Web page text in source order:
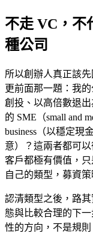
不走 VC，不
種公司
所以創辦人真正該
更前面那一題：我的
創投、以高倍數退
的 SME（small and
business（以穩定現
意）？這兩者都可
客戶都極有價值，
自己的類型，募資
認清類型之後，路
態與比較合理的下
性的方向，不是規